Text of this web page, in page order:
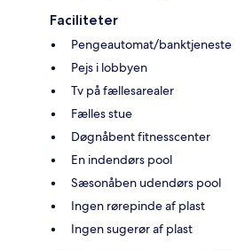
Faciliteter
Pengeautomat/banktjeneste
Pejs i lobbyen
Tv på fællesarealer
Fælles stue
Døgnåbent fitnesscenter
En indendørs pool
Sæsonåben udendørs pool
Ingen rørepinde af plast
Ingen sugerør af plast